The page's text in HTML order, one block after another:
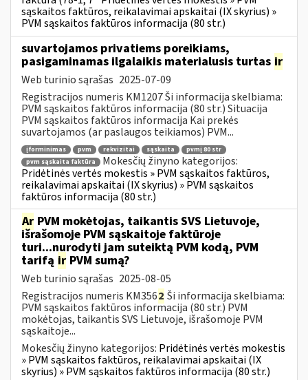
sąskaitos faktūros, reikalavimai apskaitai (IX skyrius) »
PVM sąskaitos faktūros informacija (80 str.)
suvartojamos privatiems poreikiams,
pasigaminamas ilgalaikis materialusis turtas ir
Web turinio sąrašas 2025-07-09
Registracijos numeris KM1207 Ši informacija skelbiama:
PVM sąskaitos faktūros informacija (80 str.) Situacija
PVM sąskaitos faktūros informacija Kai prekės
suvartojamos (ar paslaugos teikiamos) PVM...
įforminimas pvm rekvizitai sąskaita
pvmį 80 str
pvm sąskaita faktūra
Mokesčių žinyno kategorijos:
Pridėtinės vertės mokestis » PVM sąskaitos faktūros,
reikalavimai apskaitai (IX skyrius) » PVM sąskaitos
faktūros informacija (80 str.)
Ar PVM mokėtojas, taikantis SVS Lietuvoje,
išrašomoje PVM sąskaitoje faktūroje
turi...nurodyti jam suteiktą PVM kodą, PVM
tarifą ir PVM sumą?
Web turinio sąrašas 2025-08-05
Registracijos numeris KM3562 Ši informacija skelbiama:
PVM sąskaitos faktūros informacija (80 str.) PVM
mokėtojas, taikantis SVS Lietuvoje, išrašomoje PVM
sąskaitoje...
Mokesčių žinyno kategorijos: Pridėtinės vertės mokestis
» PVM sąskaitos faktūros, reikalavimai apskaitai (IX
skyrius) » PVM sąskaitos faktūros informacija (80 str.)